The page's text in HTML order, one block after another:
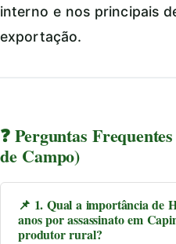
interno e nos principais
exportação.
❓ Perguntas
de Campo)
📌 1. Qual a importância de
anos por assassinato em
produtor rural?